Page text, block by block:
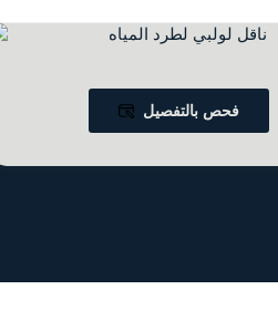
فحص بالتفصيل